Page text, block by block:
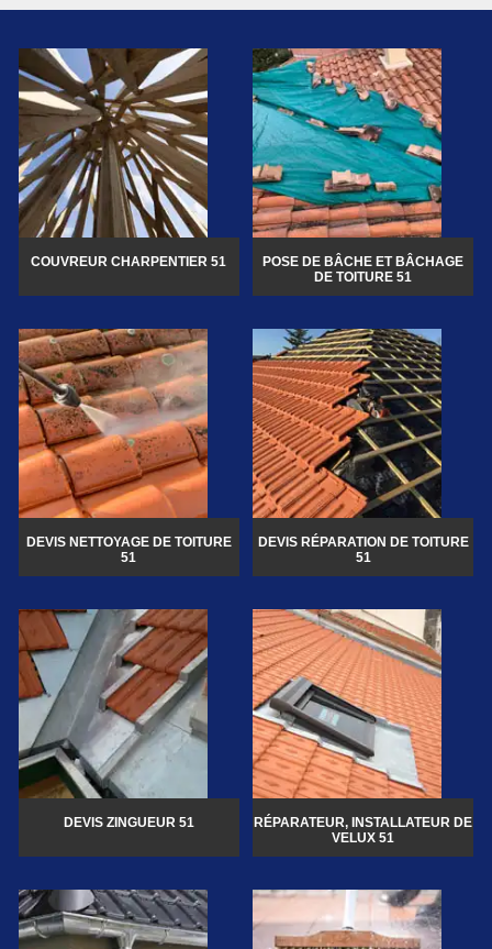
COUVREUR CHARPENTIER 51
POSE DE BÂCHE ET BÂCHAGE
DE TOITURE 51
DEVIS NETTOYAGE DE TOITURE
51
DEVIS RÉPARATION DE TOITURE
51
DEVIS ZINGUEUR 51
RÉPARATEUR, INSTALLATEUR DE
VELUX 51